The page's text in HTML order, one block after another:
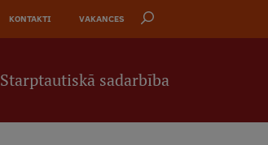
KONTAKTI VAKANCES
Starptautiskā sadarbība